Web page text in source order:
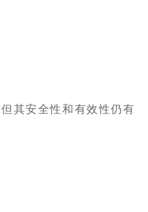
其安全性和有效性仍有